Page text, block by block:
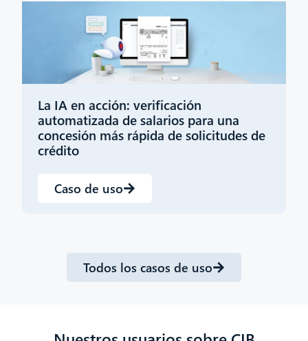
La IA en acción: verificación
automatizada de salarios para una
concesión más rápida de solicitudes de
crédito
Caso de uso
Todos los casos de uso